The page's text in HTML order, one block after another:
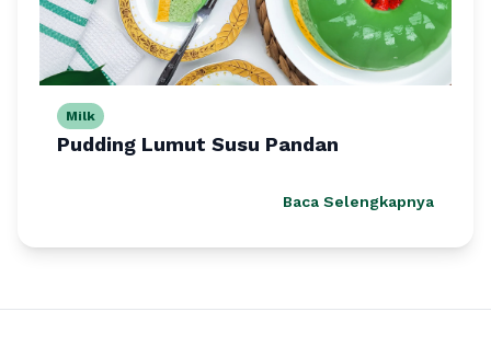
Milk
Pudding Lumut Susu Pandan
Baca Selengkapnya